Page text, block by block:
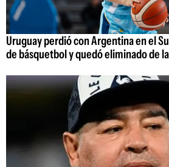
Uruguay perdió con Argentina en el
de básquetbol y quedó eliminado de